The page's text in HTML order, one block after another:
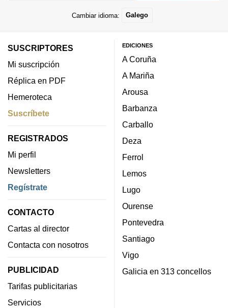
Cambiar idioma: Galego
SUSCRIPTORES
Mi suscripción
Réplica en PDF
Hemeroteca
Suscríbete
REGISTRADOS
Mi perfil
Newsletters
Regístrate
CONTACTO
Cartas al director
Contacta con nosotros
PUBLICIDAD
Tarifas publicitarias
Servicios
EDICIONES
A Coruña
A Mariña
Arousa
Barbanza
Carballo
Deza
Ferrol
Lemos
Lugo
Ourense
Pontevedra
Santiago
Vigo
Galicia en 313 concellos